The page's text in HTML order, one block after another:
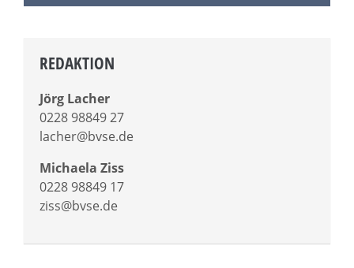
REDAKTION
Jörg Lacher
0228 98849 27
lacher@bvse.de
Michaela Ziss
0228 98849 17
ziss@bvse.de